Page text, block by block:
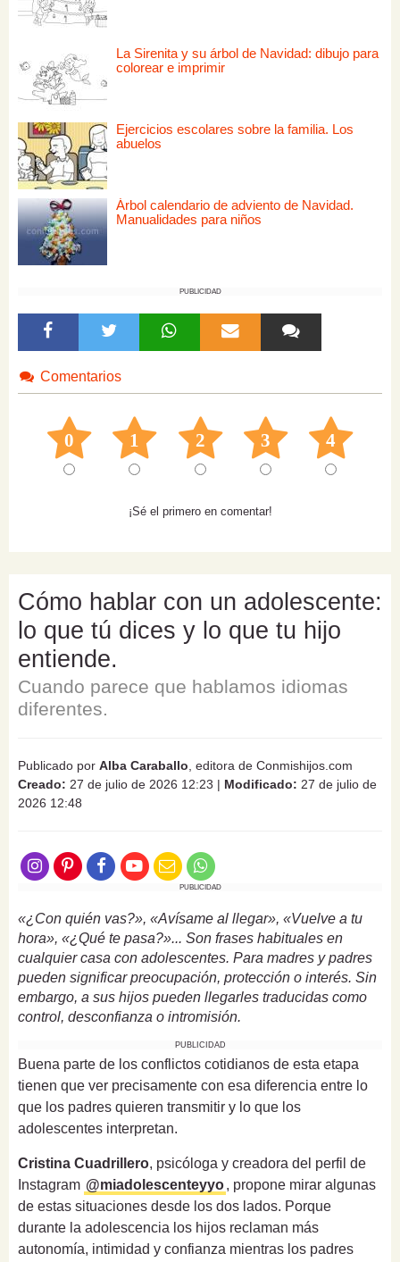
La Sirenita y su árbol de Navidad: dibujo para
colorear e imprimir
Ejercicios escolares sobre la familia. Los
abuelos
Árbol calendario de adviento de Navidad.
Manualidades para niños
PUBLICIDAD
Comentarios
0 1 2 3 4
¡Sé el primero en comentar!
Cómo hablar con un adolescente:
lo que tú dices y lo que tu hijo
entiende.
Cuando parece que hablamos idiomas
diferentes.
Publicado por Alba Caraballo , editora de Conmishijos.com
Creado: 27 de julio de 2026 12:23 | Modificado: 27 de julio de
2026 12:48
PUBLICIDAD
«¿Con quién vas?», «Avísame al llegar», «Vuelve a tu
hora», «¿Qué te pasa?»... Son frases habituales en
cualquier casa con adolescentes. Para madres y padres
pueden significar preocupación, protección o interés. Sin
embargo, a sus hijos pueden llegarles traducidas como
control, desconfianza o intromisión.
PUBLICIDAD
Buena parte de los conflictos cotidianos de esta etapa
tienen que ver precisamente con esa diferencia entre lo
que los padres quieren transmitir y lo que los
adolescentes interpretan.
Cristina Cuadrillero, psicóloga y creadora del perfil de
Instagram @miadolescenteyyo, propone mirar algunas
de estas situaciones desde los dos lados. Porque
durante la adolescencia los hijos reclaman más
autonomía, intimidad y confianza mientras los padres